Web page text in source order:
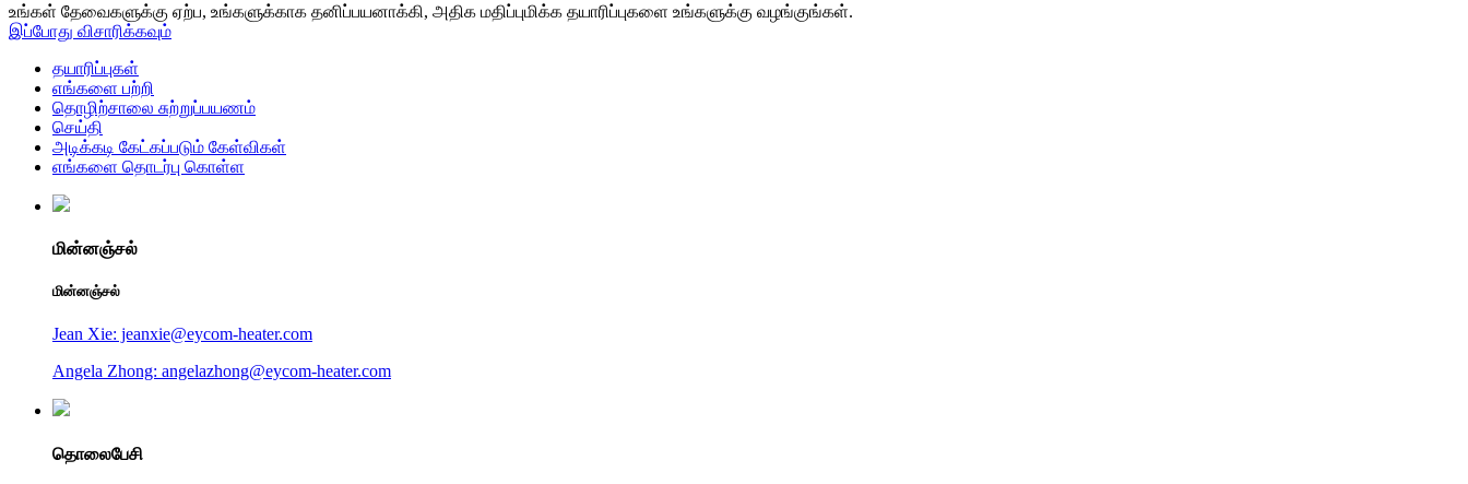
உங்கள் தேவைகளுக்கு ஏற்ப, உங்களுக்காக தனிப்பயனாக்கி, அதிக மதிப்புமிக்க தயாரிப்புகளை உங்களுக்கு வழங்குங்கள்.
இப்போது விசாரிக்கவும்
தயாரிப்புகள்
எங்களை பற்றி
தொழிற்சாலை சுற்றுப்பயணம்
செய்தி
அடிக்கடி கேட்கப்படும் கேள்விகள்
எங்களை தொடர்பு கொள்ள
மின்னஞ்சல்
மின்னஞ்சல்
Jean Xie: jeanxie@eycom-heater.com
Angela Zhong: angelazhong@eycom-heater.com
தொலைபேசி